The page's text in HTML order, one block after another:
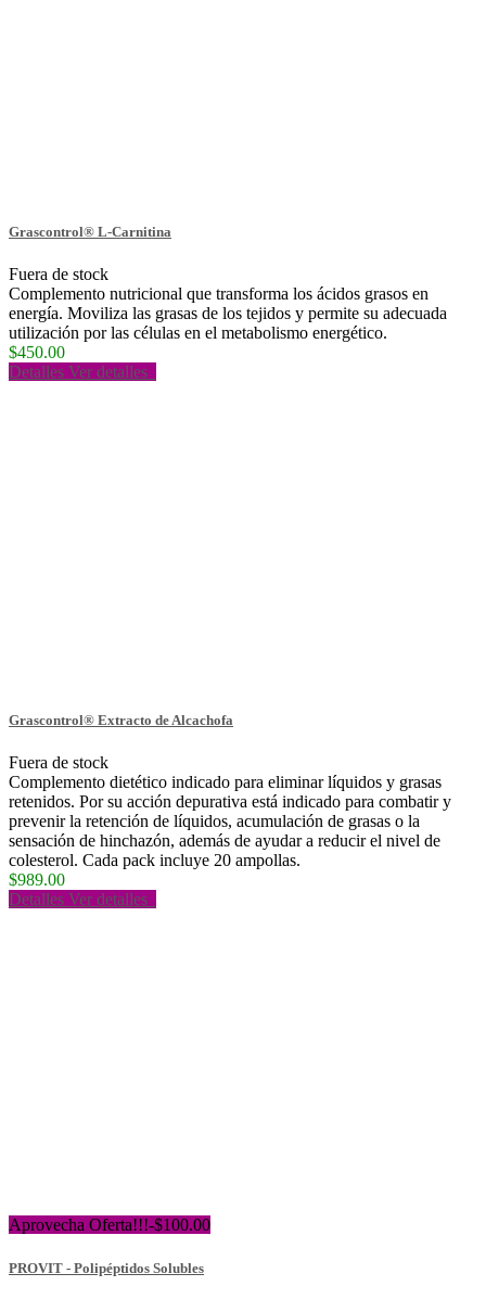
Grascontrol® L-Carnitina
Fuera de stock
Complemento nutricional que transforma los ácidos grasos en
energía. Moviliza las grasas de los tejidos y permite su adecuada
utilización por las células en el metabolismo energético.
$450.00
Detalles Ver detalles
Grascontrol® Extracto de Alcachofa
Fuera de stock
Complemento dietético indicado para eliminar líquidos y grasas
retenidos. Por su acción depurativa está indicado para combatir y
prevenir la retención de líquidos, acumulación de grasas o la
sensación de hinchazón, además de ayudar a reducir el nivel de
colesterol. Cada pack incluye 20 ampollas.
$989.00
Detalles Ver detalles
Aprovecha Oferta!!!-$100.00
PROVIT - Polipéptidos Solubles